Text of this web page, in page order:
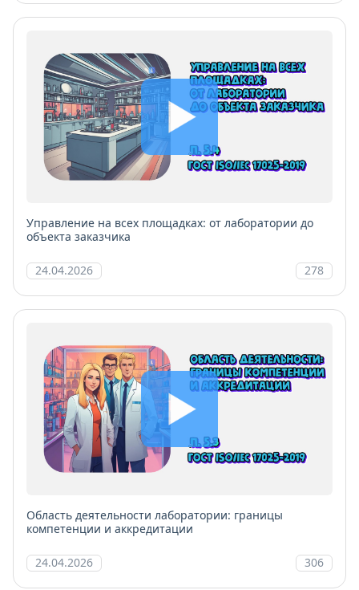
Управление на всех площадках: от лаборатории до
объекта заказчика
24.04.2026 278
Область деятельности лаборатории: границы
компетенции и аккредитации
24.04.2026 306